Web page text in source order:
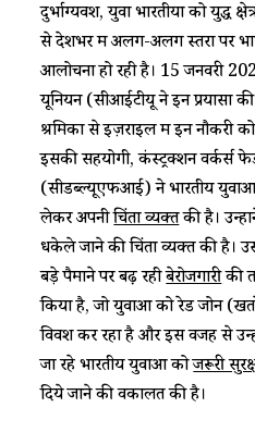
दुर्भाग्यवश, युवा भारतीयों को युद्ध
से देशभर में अलग-अलग स्तरों पर
आलोचना हो रही है। 15 जनवरी
यूनियन (सीआईटीयू ने इन प्रयासों
श्रमिकों से इज़राइल में इन नौकरी
इसकी सहयोगी, कंस्ट्रक्शन वर्कर्स
(सीडब्ल्यूएफआई) ने भारतीय
लेकर अपनीचिंता व्यक्तकी है।
धकेले जाने की चिंता व्यक्त की है।
बड़े पैमाने पर बढ़ रहीबेरोजगारीकी
किया है, जो युवाओं को रेड जोन
विवश कर रहा है और इस वजह से
जा रहे भारतीय युवाओं कोजरूरी
दिये जाने की वकालत की है।